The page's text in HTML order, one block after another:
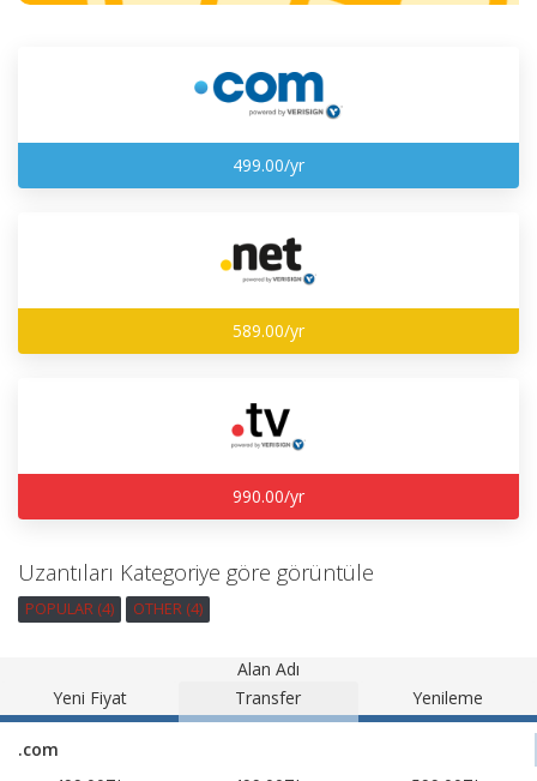
499.00/yr
589.00/yr
990.00/yr
Uzantıları Kategoriye göre görüntüle
POPULAR (4) OTHER (4)
Alan Adı
Yeni Fiyat
Transfer Yenileme
.com